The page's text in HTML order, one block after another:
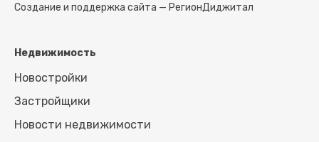
Создание и поддержка сайта — РегионДиджитал
Недвижимость
Новостройки
Застройщики
Новости недвижимости